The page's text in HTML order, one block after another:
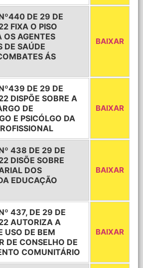
DE 29 DE
FIXA O PISO
OS AGENTES
DE SAÚDE
ÁS
BAIXAR
DE 29 DE
DISPÕE SOBRE A
DE
E PSICÓLGO DA
BAIXAR
438 DE 29 DE
DISÕE SOBRE
DOS
EDUCAÇÃO
BAIXAR
437, DE 29 DE
AUTORIZA A
USO DE BEM
DE CONSELHO DE
COMUNITÁRIO
BAIXAR